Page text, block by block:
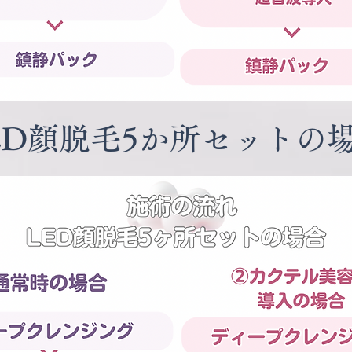
顔脱毛5か所セットの